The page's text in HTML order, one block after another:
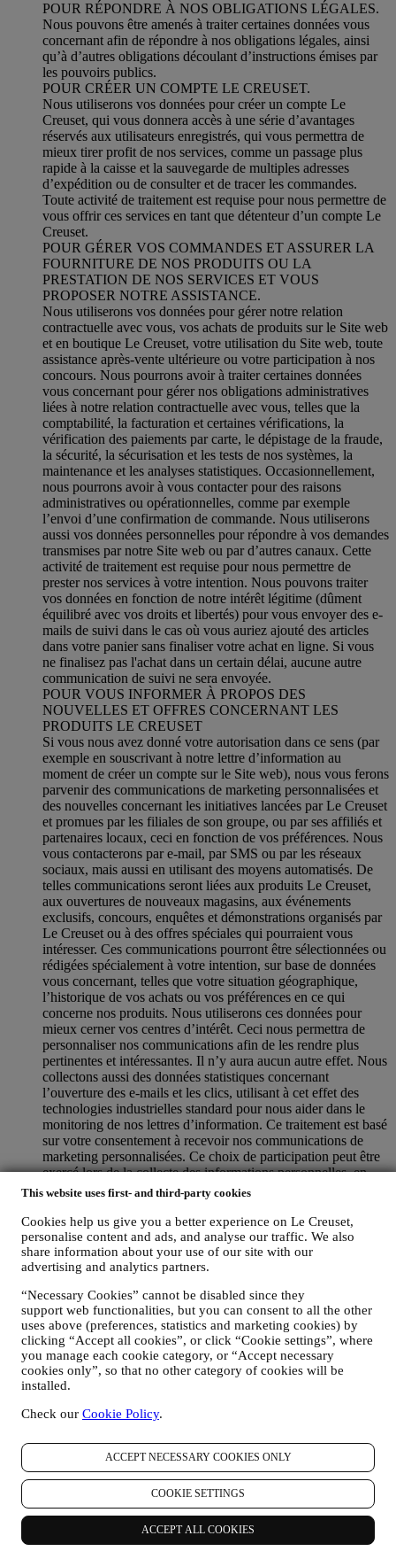
This website uses first- and third-party cookies
Cookies help us give you a better experience on Le Creuset,
personalise content and ads, and analyse our traffic. We also
share information about your use of our site with our
advertising and analytics partners.
“Necessary Cookies” cannot be disabled since they
support web functionalities, but you can consent to all the other
uses above (preferences, statistics and marketing cookies) by
clicking “Accept all cookies”, or click “Cookie settings”, where
you manage each cookie category, or “Accept necessary
cookies only”, so that no other category of cookies will be
installed.
Check our Cookie Policy.
ACCEPT NECESSARY COOKIES ONLY
COOKIE SETTINGS
ACCEPT ALL COOKIES
POUR RÉPONDRE À NOS OBLIGATIONS LÉGALES.
Nous pouvons être amenés à traiter certaines données vous
concernant afin de répondre à nos obligations légales, ainsi
qu’à d’autres obligations découlant d’instructions émises par
les pouvoirs publics.
POUR CRÉER UN COMPTE LE CREUSET.
Nous utiliserons vos données pour créer un compte Le
Creuset, qui vous donnera accès à une série d’avantages
réservés aux utilisateurs enregistrés, qui vous permettra de
mieux tirer profit de nos services, comme un passage plus
rapide à la caisse et la sauvegarde de multiples adresses
d’expédition ou de consulter et de tracer les commandes.
Toute activité de traitement est requise pour nous permettre de
vous offrir ces services en tant que détenteur d’un compte Le
Creuset.
POUR GÉRER VOS COMMANDES ET ASSURER LA
FOURNITURE DE NOS PRODUITS OU LA
PRESTATION DE NOS SERVICES ET VOUS
PROPOSER NOTRE ASSISTANCE.
Nous utiliserons vos données pour gérer notre relation
contractuelle avec vous, vos achats de produits sur le Site web
et en boutique Le Creuset, votre utilisation du Site web, toute
assistance après-vente ultérieure ou votre participation à nos
concours. Nous pourrons avoir à traiter certaines données
vous concernant pour gérer nos obligations administratives
liées à notre relation contractuelle avec vous, telles que la
comptabilité, la facturation et certaines vérifications, la
vérification des paiements par carte, le dépistage de la fraude,
la sécurité, la sécurisation et les tests de nos systèmes, la
maintenance et les analyses statistiques. Occasionnellement,
nous pourrons avoir à vous contacter pour des raisons
administratives ou opérationnelles, comme par exemple
l’envoi d’une confirmation de commande. Nous utiliserons
aussi vos données personnelles pour répondre à vos demandes
transmises par notre Site web ou par d’autres canaux. Cette
activité de traitement est requise pour nous permettre de
prester nos services à votre intention. Nous pouvons traiter
vos données en fonction de notre intérêt légitime (dûment
équilibré avec vos droits et libertés) pour vous envoyer des e-
mails de suivi dans le cas où vous auriez ajouté des articles
dans votre panier sans finaliser votre achat en ligne. Si vous
ne finalisez pas l'achat dans un certain délai, aucune autre
communication de suivi ne sera envoyée.
POUR VOUS INFORMER À PROPOS DES
NOUVELLES ET OFFRES CONCERNANT LES
PRODUITS LE CREUSET
Si vous nous avez donné votre autorisation dans ce sens (par
exemple en souscrivant à notre lettre d’information au
moment de créer un compte sur le Site web), nous vous ferons
parvenir des communications de marketing personnalisées et
des nouvelles concernant les initiatives lancées par Le Creuset
et promues par les filiales de son groupe, ou par ses affiliés et
partenaires locaux, ceci en fonction de vos préférences. Nous
vous contacterons par e-mail, par SMS ou par les réseaux
sociaux, mais aussi en utilisant des moyens automatisés. De
telles communications seront liées aux produits Le Creuset,
aux ouvertures de nouveaux magasins, aux événements
exclusifs, concours, enquêtes et démonstrations organisés par
Le Creuset ou à des offres spéciales qui pourraient vous
intéresser. Ces communications pourront être sélectionnées ou
rédigées spécialement à votre intention, sur base de données
vous concernant, telles que votre situation géographique,
l’historique de vos achats ou vos préférences en ce qui
concerne nos produits. Nous utiliserons ces données pour
mieux cerner vos centres d’intérêt. Ceci nous permettra de
personnaliser nos communications afin de les rendre plus
pertinentes et intéressantes. Il n’y aura aucun autre effet. Nous
collectons aussi des données statistiques concernant
l’ouverture des e-mails et les clics, utilisant à cet effet des
technologies industrielles standard pour nous aider dans le
monitoring de nos lettres d’information. Ce traitement est basé
sur votre consentement à recevoir nos communications de
marketing personnalisées. Ce choix de participation peut être
exercé lors de la collecte des informations personnelles, en
cochant la case appropriée.
Vous pouvez cesser de recevoir nos communications
marketing à tout moment, gratuitement, en utilisant les
méthodes indiquées dans chaque communication (par
exemple, pour vous désinscrire de la newsletter, vous pouvez
e-mail). En tout état de cause, si vous souhaitez mettre fin à
l'une de nos activités marketing, veuillez nous envoyer un
courrier électronique à l'adresse:privacy@lecreuset.com.
Votre désinscription sera traitée dans les meilleurs délais, mais
dans certaines circonstances, il se peut que vous receviez
quelques communications supplémentaires jusqu'à ce que
à l’esprit que nous ne transmettons pas et ne vendons pas vos
à des fins marketing.
POUR LE RECIBLAGE / LA PERSONNALISATION DE
NOS OFFRES, AMÉLIORANT AINSI L’EXPÉRIENCE
Nous souhaitons utiliser vos données pour adapter nos
services et nos offres à vos besoins et préférences en vue de
vous proposer une expérience Le Creuset personnalisée. Nous